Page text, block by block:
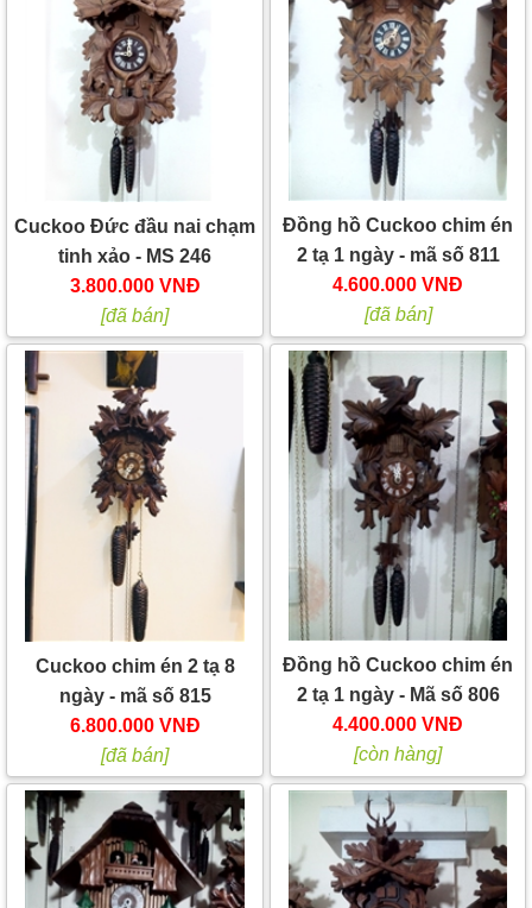
Cuckoo Đức đầu nai chạm
tinh xảo - MS 246
3.800.000 VNĐ
[đã bán]
Đồng hồ Cuckoo chim én
2 tạ 1 ngày - mã số 811
4.600.000 VNĐ
[đã bán]
Cuckoo chim én 2 tạ 8
ngày - mã số 815
6.800.000 VNĐ
[đã bán]
Đồng hồ Cuckoo chim én
2 tạ 1 ngày - Mã số 806
4.400.000 VNĐ
[còn hàng]